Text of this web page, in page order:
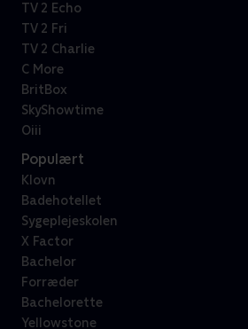
TV 2 Echo
TV 2 Fri
TV 2 Charlie
C More
BritBox
SkyShowtime
Oiii
Populært
Klovn
Badehotellet
Sygeplejeskolen
X Factor
Bachelor
Forræder
Bachelorette
Yellowstone